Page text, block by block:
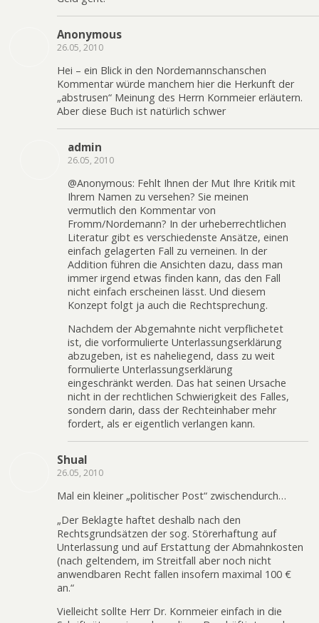
Anonymous
26.05, 2010
Hei – ein Blick in den Nordemannschanschen
Kommentar würde manchem hier die Herkunft der
„abstrusen“ Meinung des Herrn Kornmeier erläutern.
Aber diese Buch ist natürlich schwer
admin
26.05, 2010
@Anonymous: Fehlt Ihnen der Mut Ihre Kritik mit
Ihrem Namen zu versehen? Sie meinen
vermutlich den Kommentar von
Fromm/Nordemann? In der urheberrechtlichen
Literatur gibt es verschiedenste Ansätze, einen
einfach gelagerten Fall zu verneinen. In der
Addition führen die Ansichten dazu, dass man
immer irgend etwas finden kann, das den Fall
nicht einfach erscheinen lässt. Und diesem
Konzept folgt ja auch die Rechtsprechung.
Nachdem der Abgemahnte nicht verpflichetet
ist, die vorformulierte Unterlassungserklärung
abzugeben, ist es naheliegend, dass zu weit
formulierte Unterlassungserklärung
eingeschränkt werden. Das hat seinen Ursache
nicht in der rechtlichen Schwierigkeit des Falles,
sondern darin, dass der Rechteinhaber mehr
fordert, als er eigentlich verlangen kann.
Shual
26.05, 2010
Mal ein kleiner „politischer Post“ zwischendurch…
„Der Beklagte haftet deshalb nach den
Rechtsgrundsätzen der sog. Störerhaftung auf
Unterlassung und auf Erstattung der Abmahnkosten
(nach geltendem, im Streitfall aber noch nicht
anwendbaren Recht fallen insofern maximal 100 €
an.“
Vielleicht sollte Herr Dr. Kornmeier einfach in die